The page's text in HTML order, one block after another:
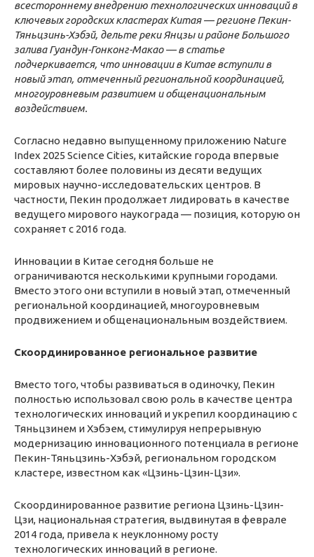
всестороннему внедрению технологических инноваций в
ключевых городских кластерах Китая — регионе Пекин-
Тяньцзинь-Хэбэй, дельте реки Янцзы и районе Большого
залива Гуандун-Гонконг-Макао — в статье
подчеркивается, что инновации в Китае вступили в
новый этап, отмеченный региональной координацией,
многоуровневым развитием и общенациональным
воздействием.
Согласно недавно выпущенному приложению Nature
Index 2025 Science Cities, китайские города впервые
составляют более половины из десяти ведущих
мировых научно-исследовательских центров. В
частности, Пекин продолжает лидировать в качестве
ведущего мирового наукограда — позиция, которую он
сохраняет с 2016 года.
Инновации в Китае сегодня больше не
ограничиваются несколькими крупными городами.
Вместо этого они вступили в новый этап, отмеченный
региональной координацией, многоуровневым
продвижением и общенациональным воздействием.
Скоординированное региональное развитие
Вместо того, чтобы развиваться в одиночку, Пекин
полностью использовал свою роль в качестве центра
технологических инноваций и укрепил координацию с
Тяньцзинем и Хэбэем, стимулируя непрерывную
модернизацию инновационного потенциала в регионе
Пекин-Тяньцзинь-Хэбэй, региональном городском
кластере, известном как «Цзинь-Цзин-Цзи».
Скоординированное развитие региона Цзинь-Цзин-
Цзи, национальная стратегия, выдвинутая в феврале
2014 года, привела к неуклонному росту
технологических инноваций в регионе.